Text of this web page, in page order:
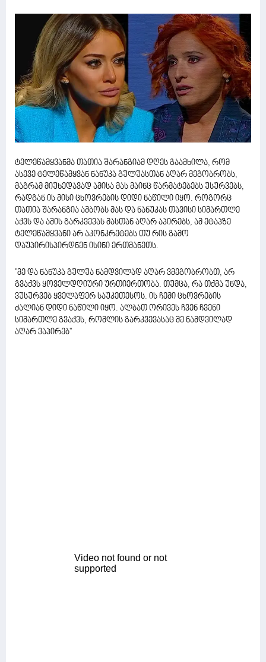
ტელეწამყვანმა თათია შარანგიამ დღეს გაამხილა, რომ
ასევე ტელეწამყვან ნანუკა გულუასთან აღარ მეგობრობს,
მაგრამ მიუხედავად ამისა მას მაინც წარმატებებს უსურვებს,
რადგან ის მისი ცხოვრების დიდი ნაწილი იყო. როგორც
თათია შარანგია ამბობს მას და ნანუკას თავისი სიმართლე
აქვს და ამის გარკვევას მასთან აღარ აპირებს, ამ ეტაპზე
ტელეწამყვანი არ აკონკრეტებს თუ რის გამო
დაუპირისპირდნენ ისინი ერთმანეთს.
''მე და ნანუკა გულუა ნამდვილად აღარ ვმეგობრობთ, არ
გვაქვს ყოველდღიური ურთიერთობა. თუმცა, რა თქმა უნდა,
ვუსურვებ ყველაფერ საუკეთესოს. ის ჩემი ცხოვრების
ძალიან დიდი ნაწილი იყო. ალბათ ორივეს ჩვენ ჩვენი
სიმართლე გვაქვს, რომლის გარკვევასაც მე ნამდვილად
აღარ ვაპირებ''